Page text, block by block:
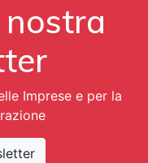
Imprese e per la